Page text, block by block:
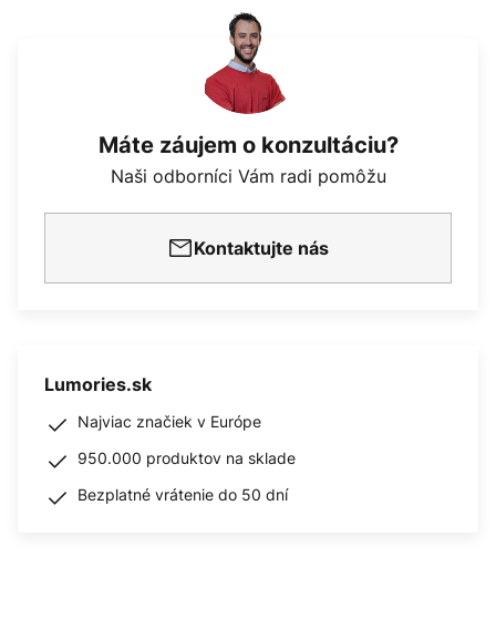
Máte záujem o konzultáciu?
Naši odborníci Vám radi pomôžu
Kontaktujte nás
Lumories.sk
Najviac značiek v Európe
950.000 produktov na sklade
Bezplatné vrátenie do 50 dní